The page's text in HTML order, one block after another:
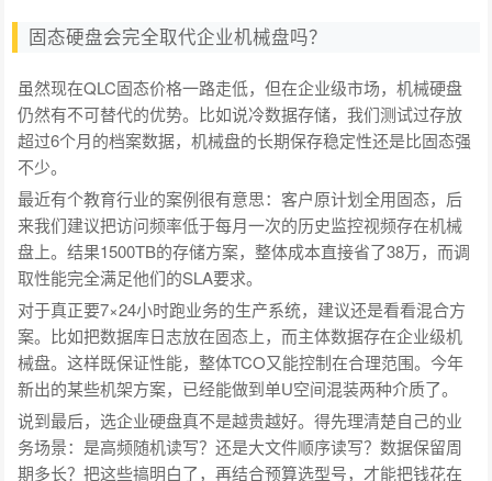
固态硬盘会完全取代企业机械盘吗？
虽然现在QLC固态价格一路走低，但在企业级市场，机械硬盘
仍然有不可替代的优势。比如说冷数据存储，我们测试过存放
超过6个月的档案数据，机械盘的长期保存稳定性还是比固态强
不少。
最近有个教育行业的案例很有意思：客户原计划全用固态，后
来我们建议把访问频率低于每月一次的历史监控视频存在机械
盘上。结果1500TB的存储方案，整体成本直接省了38万，而调
取性能完全满足他们的SLA要求。
对于真正要7×24小时跑业务的生产系统，建议还是看看混合方
案。比如把数据库日志放在固态上，而主体数据存在企业级机
械盘。这样既保证性能，整体TCO又能控制在合理范围。今年
新出的某些机架方案，已经能做到单U空间混装两种介质了。
说到最后，选企业硬盘真不是越贵越好。得先理清楚自己的业
务场景：是高频随机读写？还是大文件顺序读写？数据保留周
期多长？把这些搞明白了，再结合预算选型号，才能把钱花在